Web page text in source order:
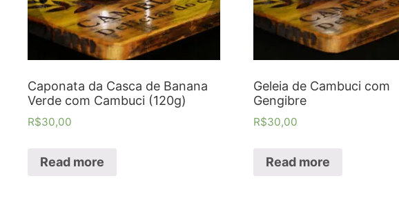
Caponata da Casca de Banana
Verde com Cambuci (120g)
R$30,00
Read more
Geleia de Cambuci com
Gengibre
R$30,00
Read more